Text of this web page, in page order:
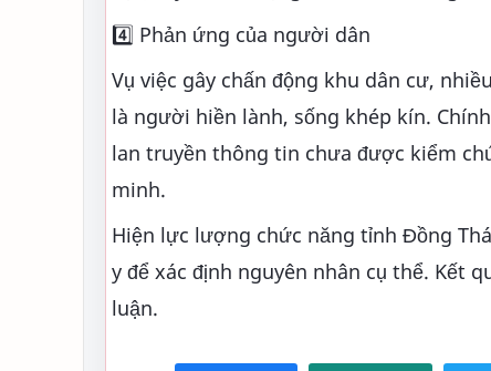
4️⃣ Phản ứng của người dân
Vụ việc gây chấn động khu dân cư,
là người hiền lành, sống khép kín.
lan truyền thông tin chưa được kiểm
minh.
Hiện lực lượng chức năng tỉnh Đồng
y để xác định nguyên nhân cụ thể. Kết
luận.